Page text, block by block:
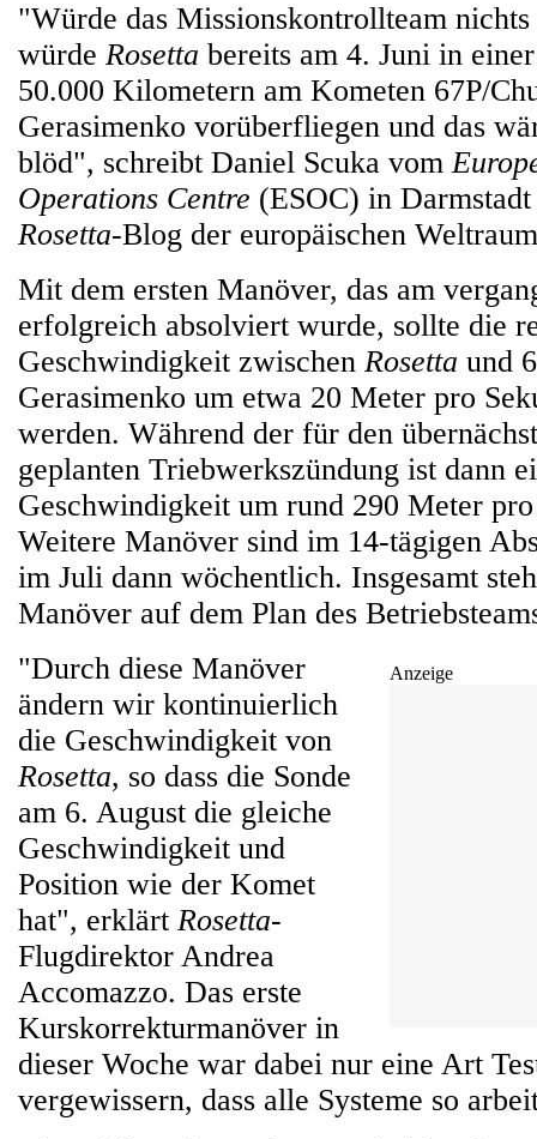
"Würde das Missionskontrollteam nichts
würde Rosetta bereits am 4. Juni in
50.000 Kilometern am Kometen 67P/
Gerasimenko vorüberfliegen und das
blöd", schreibt Daniel Scuka vom
Operations Centre (ESOC) in
Rosetta-Blog der europäischen
Mit dem ersten Manöver, das am
erfolgreich absolviert wurde, sollte die
Geschwindigkeit zwischen Rosetta und
Gerasimenko um etwa 20 Meter pro
werden. Während der für den
geplanten Triebwerkszündung ist dann
Geschwindigkeit um rund 290 Meter
Weitere Manöver sind im 14-tägigen
im Juli dann wöchentlich. Insgesamt
Manöver auf dem Plan des
Anzeige
"Durch diese Manöver
ändern wir kontinuierlich
die Geschwindigkeit von
Rosetta, so dass die Sonde
am 6. August die gleiche
Geschwindigkeit und
Position wie der Komet
hat", erklärt Rosetta-
Flugdirektor Andrea
Accomazzo. Das erste
Kurskorrekturmanöver in
dieser Woche war dabei nur eine Art
vergewissern, dass alle Systeme so